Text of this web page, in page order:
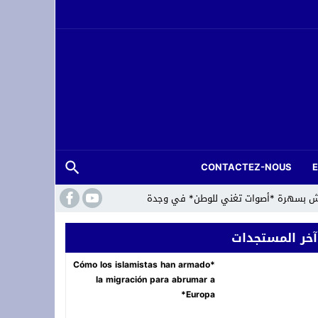
CONTACTEZ-NOUS
بسهرة *أصوات تغني للوطن* في وجدة
آخر المستجدات
*Cómo los islamistas han armado
la migración para abrumar a
Europa*